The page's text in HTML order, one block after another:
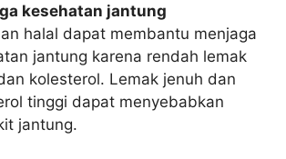
kesehatan jantung
halal dapat membantu menjaga
jantung karena rendah lemak
kolesterol. Lemak jenuh dan
tinggi dapat menyebabkan
jantung.